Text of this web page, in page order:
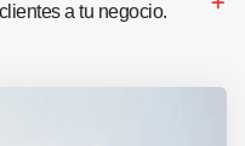
a tu negocio.